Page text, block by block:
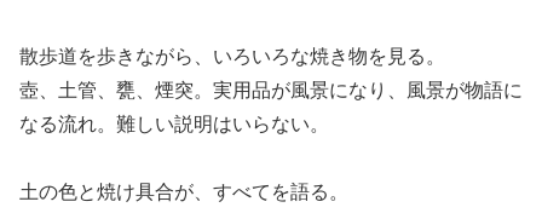
散歩道を歩きながら、いろいろな焼き物を見る。
壺、土管、甕、煙突。実用品が風景になり、風景が物語に
なる流れ。難しい説明はいらない。
土の色と焼け具合が、すべてを語る。